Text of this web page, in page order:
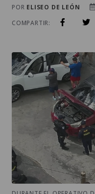
POR ELISEO DE LEÓN
COMPARTIR: